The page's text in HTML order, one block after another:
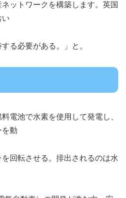
ットワークを構築します。英国
い
る必要がある。」と。
電池で水素を使用して発電し、
を動
回転させる。排出されるのは水